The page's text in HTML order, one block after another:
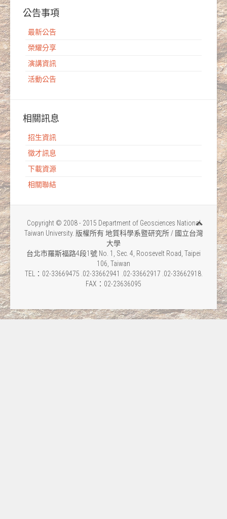
公告事項
最新公告
榮耀分享
演講資訊
活動公告
相關訊息
招生資訊
徵才訊息
下載資源
相關聯結
Copyright © 2008 - 2015 Department of Geosciences National
Taiwan University. 版權所有 地質科學系暨研究所 / 國立台灣
大學
台北市羅斯福路4段1號 No. 1, Sec. 4, Roosevelt Road, Taipei
106, Taiwan
TEL：02-33669475 .02-33662941 .02-33662917 .02-33662918.
FAX：02-23636095